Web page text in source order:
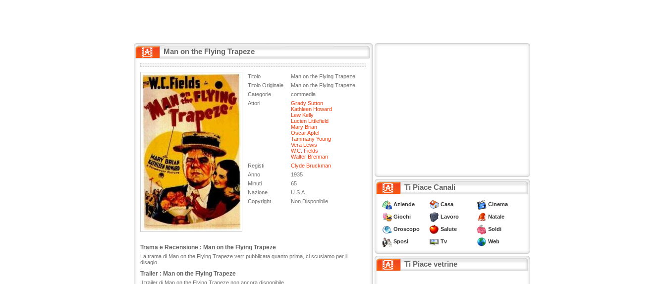
Man on the Flying Trapeze
Titolo
Man on the Flying Trapeze
Titolo Originale
Man on the Flying Trapeze
Categorie
commedia
Attori
Grady Sutton
Kathleen Howard
Lew Kelly
Lucien Littlefield
Mary Brian
Oscar Apfel
Tammany Young
Vera Lewis
W.C. Fields
Walter Brennan
Registi
Clyde Bruckman
Anno
1935
Minuti
65
Nazione
U.S.A.
Copyright
Non Disponibile
Trama e Recensione : Man on the Flying Trapeze
La trama di Man on the Flying Trapeze verr pubblicata quanto prima, ci scusiamo per il
disagio.
Trailer : Man on the Flying Trapeze
Il trailer di Man on the Flying Trapeze non ancora disponibile.
Ti Piace Canali
Aziende Casa Cinema
Giochi Lavoro Natale
Oroscopo Salute Soldi
Sposi Tv Web
Ti Piace vetrine